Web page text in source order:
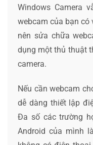
Windows Camera
webcam của bạn có
nên sửa chữa
dụng một thủ thuật
camera.
Nếu cần webcam
dễ dàng thiết lập
Đa số các trường
Android của mình